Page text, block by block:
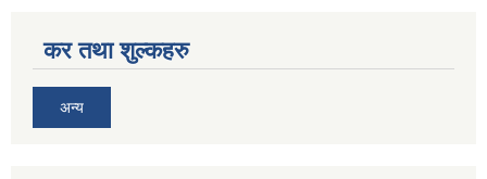
कर तथा शुल्कहरु
अन्य